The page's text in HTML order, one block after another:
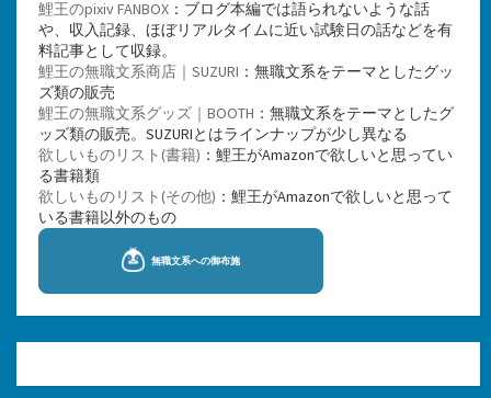
鯉王のpixiv FANBOX ：ブログ本編では語られないような話
や、収入記録、ほぼリアルタイムに近い試験日の話などを有
料記事として収録。
鯉王の無職文系商店｜SUZURI ：無職文系をテーマとしたグッ
ズ類の販売
鯉王の無職文系グッズ｜BOOTH ：無職文系をテーマとしたグ
ッズ類の販売。SUZURIとはラインナップが少し異なる
欲しいものリスト(書籍) ：鯉王がAmazonで欲しいと思ってい
る書籍類
欲しいものリスト(その他) ：鯉王がAmazonで欲しいと思って
いる書籍以外のもの